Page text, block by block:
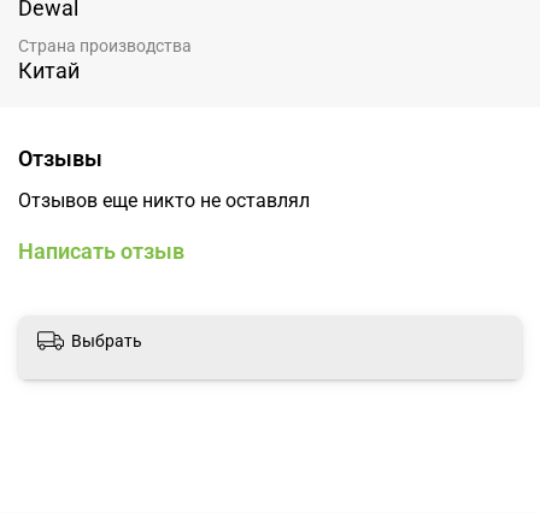
Dewal
Страна производства
Китай
Отзывы
Отзывов еще никто не оставлял
Написать отзыв
Выбрать